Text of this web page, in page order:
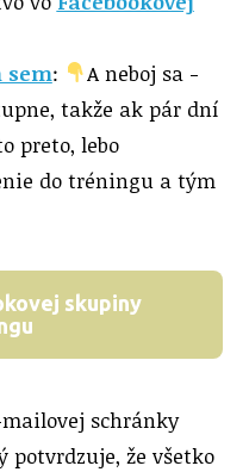
:
A neboj sa -
takže ak pár dní
preto, lebo
do tréningu a tým
skupiny
schránky
že všetko